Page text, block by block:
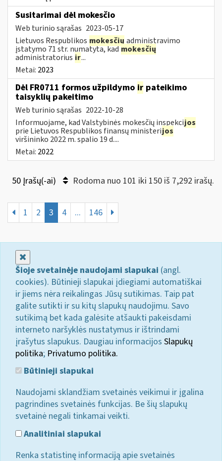
Susitarimai dėl mokesčio
Web turinio sąrašas 2023-05-17
Lietuvos Respublikos mokesčių administravimo
įstatymo 71 str. numatyta, kadmokesčių
administratorius ir...
Metai: 2023
Dėl FR0711 formos užpildymo ir pateikimo
taisyklių pakeitimo
Web turinio sąrašas 2022-10-28
Informuojame, kad Valstybinės mokesčių inspekcijos
prie Lietuvos Respublikos finansų ministerijos
viršininko 2022 m. spalio 19 d....
Metai: 2022
50 Įrašų(-ai) Rodoma nuo 101 iki 150 iš 7,292 irašų.
1 2 3 4 ... 146
Šioje svetainėje naudojami slapukai (angl.
cookies). Būtinieji slapukai įdiegiami automatiškai
ir jiems nėra reikalingas Jūsų sutikimas. Taip pat
galite sutikti ir su kitų slapukų naudojimu. Savo
sutikimą bet kada galėsite atšaukti pakeisdami
interneto naršyklės nustatymus ir ištrindami
įrašytus slapukus. Daugiau informacijos Slapukų
politika; Privatumo politika.
Būtinieji slapukai
Naudojami sklandžiam svetainės veikimui ir įgalina
pagrindines svetainės funkcijas. Be šių slapukų
svetainė negali tinkamai veikti.
Analitiniai slapukai
Renka statistinę informaciją apie svetainės